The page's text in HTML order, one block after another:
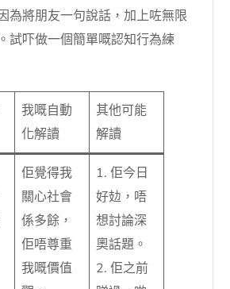
為將朋友一句說話，加上咗無限
試吓做一個簡單嘅認知行為練
我嘅自動
化解讀
其他可能
解讀
佢覺得我
關心社會
係多餘，
佢唔尊重
我嘅價值
1. 佢今日
好攰，唔
想討論深
奧話題。
2. 佢之前